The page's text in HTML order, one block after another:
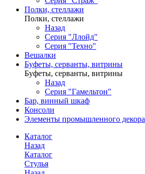
Полки, стеллажи
Полки, стеллажи
Назад
Серия "Ллойд"
Серия "Техно"
Вешалки
Буфеты, серванты, витрины
Буфеты, серванты, витрины
Назад
Серия "Гамельтон"
Бар, винный шкаф
Консоли
Элементы промышленного декора
Каталог
Назад
Каталог
Стулья